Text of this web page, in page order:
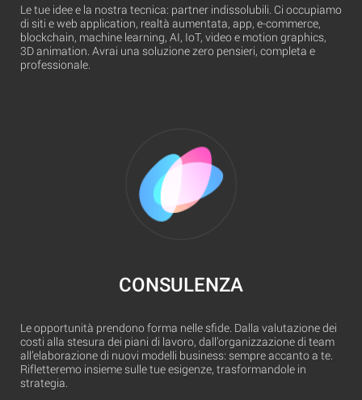
Le tue idee e la nostra tecnica: partner indissolubili. Ci occupiamo
di siti e web application, realtà aumentata, app, e-commerce,
blockchain, machine learning, AI, IoT, video e motion graphics,
3D animation. Avrai una soluzione zero pensieri, completa e
professionale.
CONSULENZA
Le opportunità prendono forma nelle sfide. Dalla valutazione dei
costi alla stesura dei piani di lavoro, dall’organizzazione di team
all’elaborazione di nuovi modelli business: sempre accanto a te.
Rifletteremo insieme sulle tue esigenze, trasformandole in
strategia.